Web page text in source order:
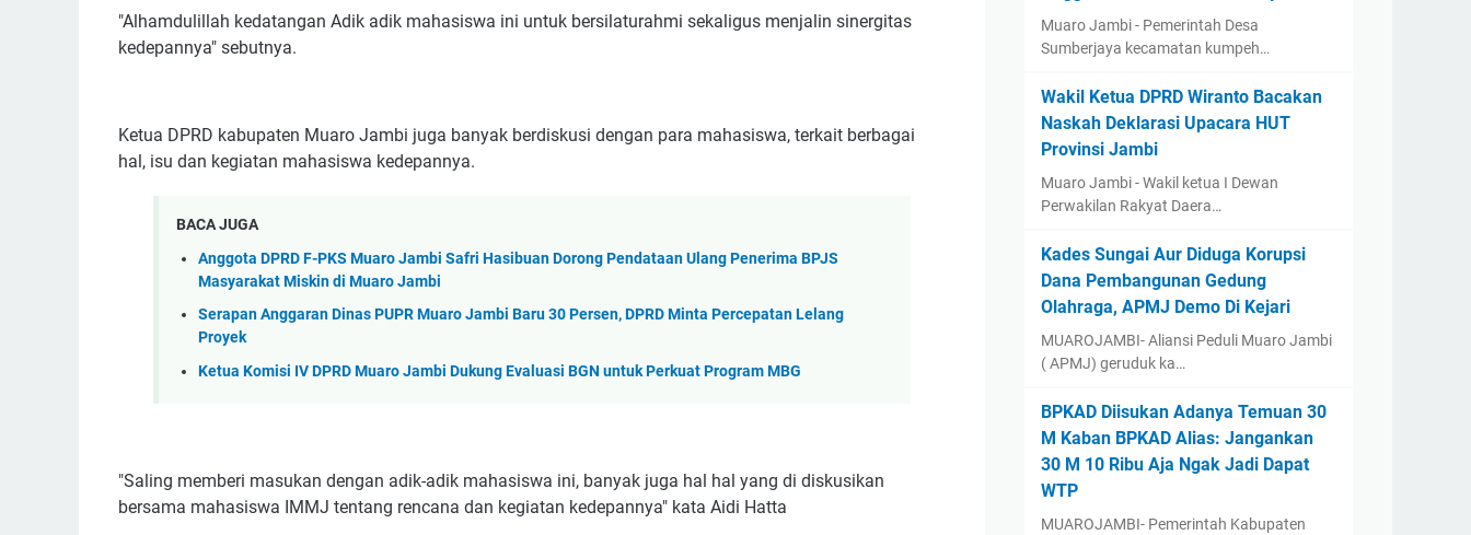
"Alhamdulillah kedatangan Adik adik mahasiswa ini untuk bersilaturahmi sekaligus menjalin sinergitas
kedepannya" sebutnya.
Ketua DPRD kabupaten Muaro Jambi juga banyak berdiskusi dengan para mahasiswa, terkait berbagai
hal, isu dan kegiatan mahasiswa kedepannya.
BACA JUGA
Anggota DPRD F-PKS Muaro Jambi Safri Hasibuan Dorong Pendataan Ulang Penerima BPJS
Masyarakat Miskin di Muaro Jambi
Serapan Anggaran Dinas PUPR Muaro Jambi Baru 30 Persen, DPRD Minta Percepatan Lelang
Proyek
Ketua Komisi IV DPRD Muaro Jambi Dukung Evaluasi BGN untuk Perkuat Program MBG
"Saling memberi masukan dengan adik-adik mahasiswa ini, banyak juga hal hal yang di diskusikan
bersama mahasiswa IMMJ tentang rencana dan kegiatan kedepannya" kata Aidi Hatta
Muaro Jambi - Pemerintah Desa
Sumberjaya kecamatan kumpeh…
Wakil Ketua DPRD Wiranto Bacakan
Naskah Deklarasi Upacara HUT
Provinsi Jambi
Muaro Jambi - Wakil ketua I Dewan
Perwakilan Rakyat Daera…
Kades Sungai Aur Diduga Korupsi
Dana Pembangunan Gedung
Olahraga, APMJ Demo Di Kejari
MUAROJAMBI- Aliansi Peduli Muaro Jambi
( APMJ) geruduk ka…
BPKAD Diisukan Adanya Temuan 30
M Kaban BPKAD Alias: Jangankan
30 M 10 Ribu Aja Ngak Jadi Dapat
WTP ‎
‎MUAROJAMBI- Pemerintah Kabupaten